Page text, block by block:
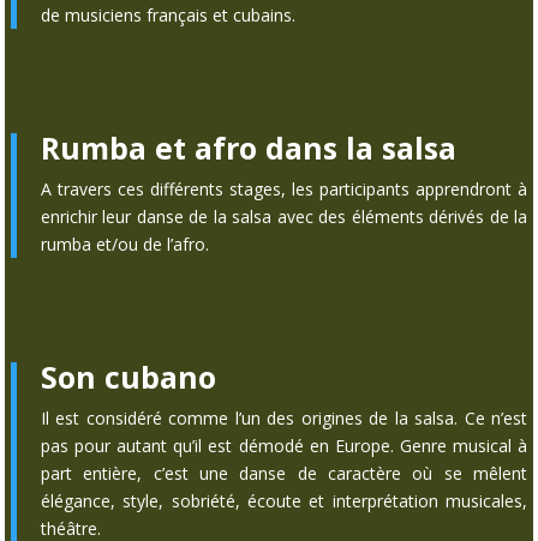
de musiciens français et cubains.
Rumba et afro dans la salsa
A travers ces différents stages, les participants apprendront à
enrichir leur danse de la salsa avec des éléments dérivés de la
rumba et/ou de l’afro.
Son cubano
Il est considéré comme l’un des origines de la salsa. Ce n’est
pas pour autant qu’il est démodé en Europe. Genre musical à
part entière, c’est une danse de caractère où se mêlent
élégance, style, sobriété, écoute et interprétation musicales,
théâtre.